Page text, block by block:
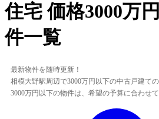
住宅 価格3000万
件一覧
最新物件を随時更新！
相模大野駅周辺で3000万円以下の中古戸建て
3000万円以下の物件は、希望の予算に合わせ